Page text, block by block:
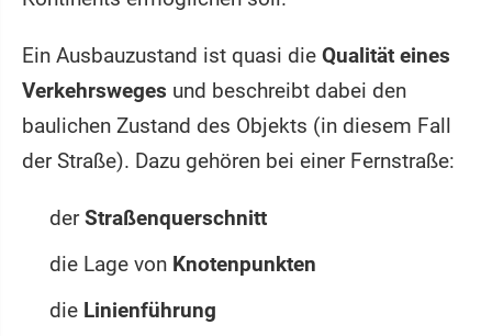
Ein Ausbauzustand ist quasi die Qualität eines
Verkehrsweges und beschreibt dabei den
baulichen Zustand des Objekts (in diesem Fall
der Straße). Dazu gehören bei einer Fernstraße:
derStraßenquerschnitt
die Lage von Knotenpunkten
die Linienführung